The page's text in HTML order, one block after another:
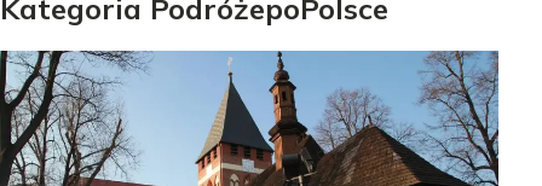
Kategoria Podróżepo Polsce